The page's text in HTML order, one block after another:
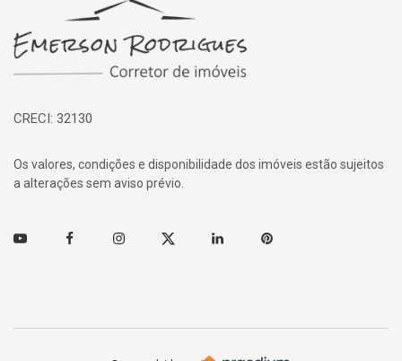
Página inicial
CRECI: 32130
Os valores, condições e disponibilidade dos imóveis estão sujeitos
a alterações sem aviso prévio.
Youtube FacebookInstagramTwitter Linkedin Pinterest